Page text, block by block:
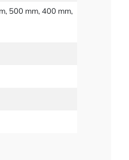
500 mm, 400 mm,